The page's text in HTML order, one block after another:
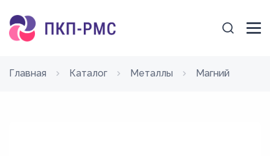
Главная Каталог Металлы Магний